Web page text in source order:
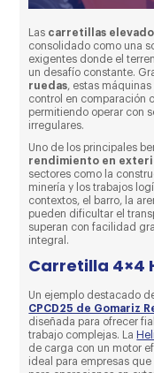
Las carretillas
consolidado como una
exigentes donde el
un desafío constante.
ruedas, estas
control en comparación
permitiendo operar con
irregulares.
Uno de los principales
rendimiento en
sectores como la
minería y los trabajos
contextos, el barro, la
pueden dificultar el
superan con facilidad
integral.
Carretilla 4×4
Un ejemplo destacado
CPCD25 de Gomariz
diseñada para ofrecer
trabajo complejas. La
de carga con un motor
ideal para empresas